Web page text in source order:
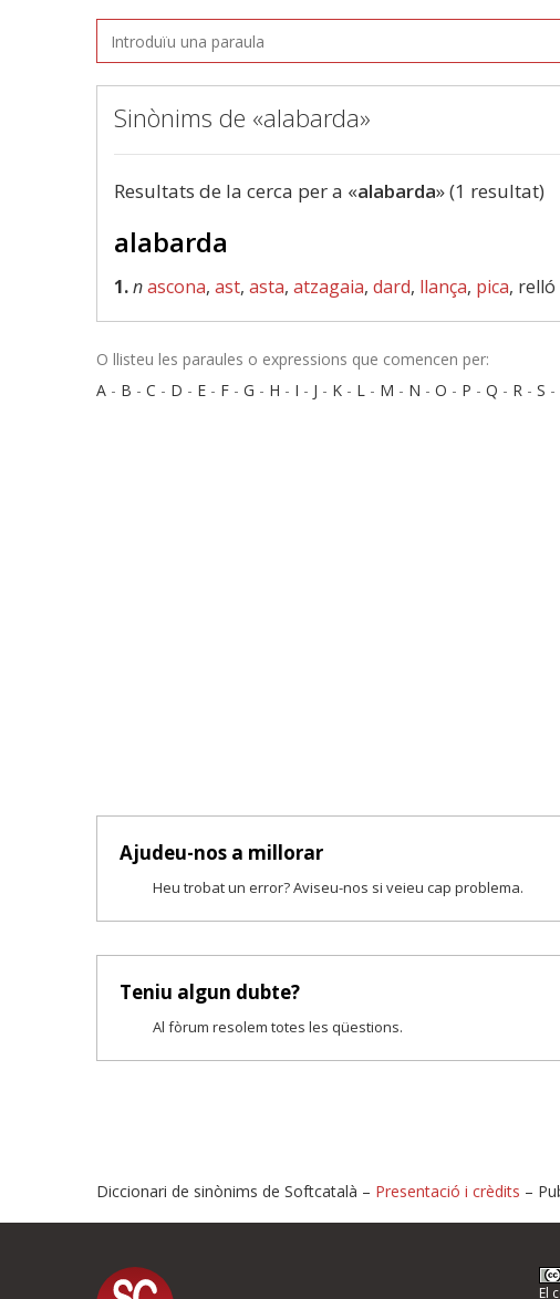
Sinònims de «alabarda»
Resultats de la cerca per a «alabarda» (1 resultat)
alabarda
1.nascona, ast, asta, atzagaia, dard, llança, pica, relló
O llisteu les paraules o expressions que comencen per:
A - B - C - D - E - F - G - H - I - J - K - L - M - N - O - P - Q - R - S -
Ajudeu-nos a millorar
Heu trobat un error? Aviseu-nos si veieu cap problema.
Teniu algun dubte?
Al fòrum resolem totes les qüestions.
Proposeu-nos millores o
Diccionari de sinònims de Softcatalà – Presentació i crèdits –
El